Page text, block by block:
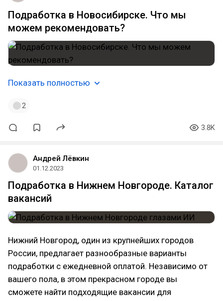
Подработка в Новосибирске. Что мы
можем рекомендовать?
Показать полностью
2
3.8K
Андрей Лёвкин
01.12.2023
Подработка в Нижнем Новгороде. Каталог
вакансий
Нижний Новгород, один из крупнейших городов
России, предлагает разнообразные варианты
подработки с ежедневной оплатой. Независимо от
вашего пола, в этом прекрасном городе вы
сможете найти подходящие вакансии для